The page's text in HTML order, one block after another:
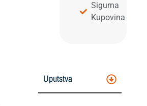
Sigurna
Kupovina
Uputstva